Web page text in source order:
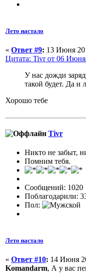
Лето настало
« Ответ #9: 13 Июня
Цитата: Tivr от 06
У нас дожди
такой будет. Да и
Хорошо тебе
Tivr
Никто не забыт,
Помним тебя.
Сообщений: 1020
Поблагодарили:
Пол:
Лето настало
« Ответ #10: 14 Июня
Komandarm, А у вас